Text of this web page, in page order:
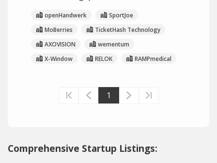
openHandwerk
SportJoe
MoBerries
TicketHash Technology
AXOVISION
wementum
X-Window
RELOK RAMPmedical
1
Comprehensive Startup Listings: